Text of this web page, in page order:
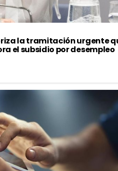
la tramitación urgente
el subsidio por desempleo